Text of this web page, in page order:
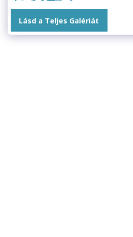
Lásd a Teljes Galériát